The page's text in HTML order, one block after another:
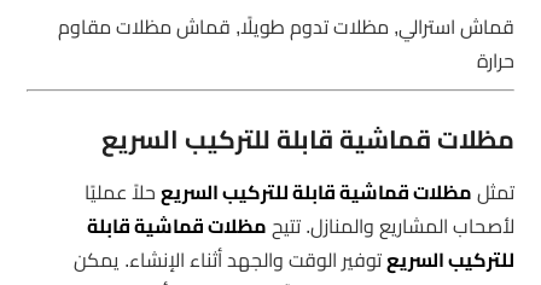
قماش استرالي, مظلات تدوم طويلًا, قماش مظلات مقاوم
حرارة
مظلات قماشية قابلة للتركيب السريع
تمثلمظلات قماشية قابلة للتركيب السريعحلاً عمليًا
لأصحاب المشاريع والمنازل. تتيحمظلات قماشية قابلة
للتركيب السريعتوفير الوقت والجهد أثناء الإنشاء. يمكن